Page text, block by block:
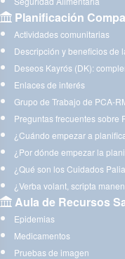
Planificación
Actividades comunitarias
Descripción y beneficios de
Deseos Kayrós (DK):
Enlaces de interés
Grupo de Trabajo de PCA-
Preguntas frecuentes sobre
¿Cuándo empezar a
¿Por dónde empezar la
¿Qué son los Cuidados
¿Verba volant, scripta
Aula de Recursos
Epidemias
Medicamentos
Pruebas de imagen